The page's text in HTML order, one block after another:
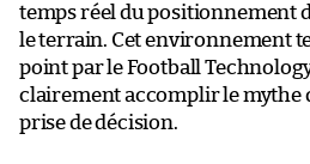
temps réel du positionnement
le terrain. Cet environnement
point par le Football
clairement accomplir le mythe
prise de décision.